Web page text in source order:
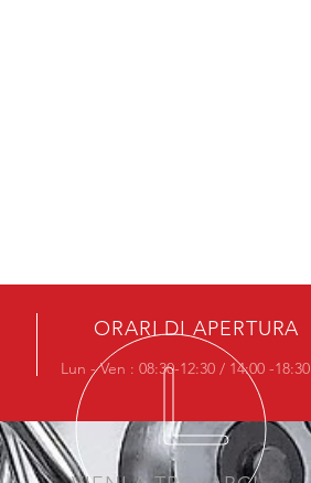
ORARI DI APERTURA
Lun - Ven : 08:30-12:30 / 14:00 -18:30